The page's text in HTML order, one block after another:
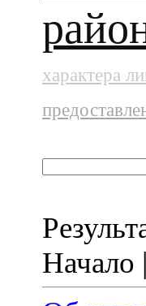
характера
Начало